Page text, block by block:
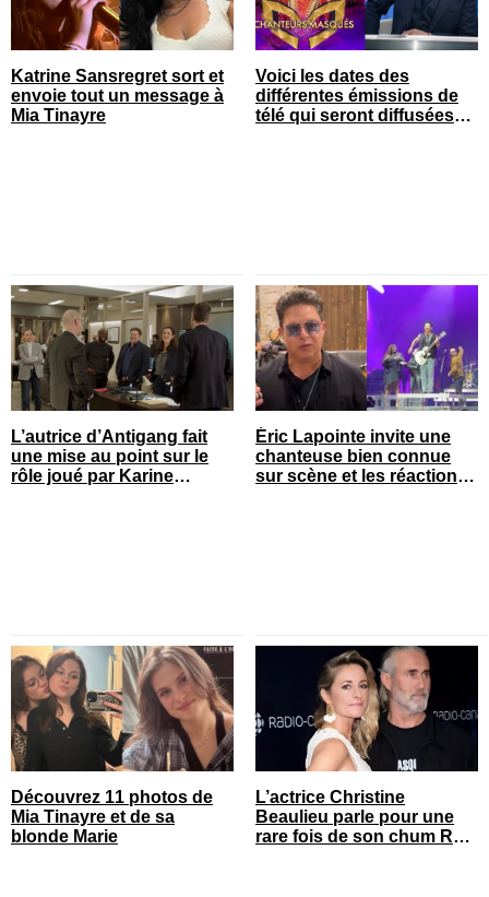
Katrine Sansregret sort et
envoie tout un message à
Mia Tinayre
Voici les dates des
différentes émissions de
télé qui seront diffusées
L’autrice d’Antigang fait
une mise au point sur le
rôle joué par Karine
Éric Lapointe invite une
chanteuse bien connue
sur scène et les réactions
Découvrez 11 photos de
Mia Tinayre et de sa
blonde Marie
L’actrice Christine
Beaulieu parle pour une
rare fois de son chum Roy